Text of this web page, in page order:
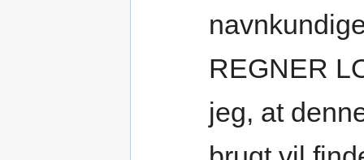
REGNER
jeg, at